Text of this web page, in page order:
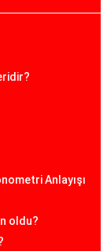
Anlayışı
oldu?